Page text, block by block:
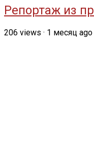
Репортаж из
206 views · 1 месяц ago